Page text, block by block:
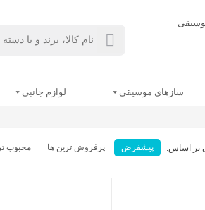
سازهای موسیقی لوازم جانبی
پیشفرض پرفروش ترین ها محبوب